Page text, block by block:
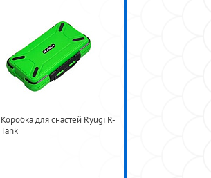
Коробка для снастей Ryugi R-
Tank